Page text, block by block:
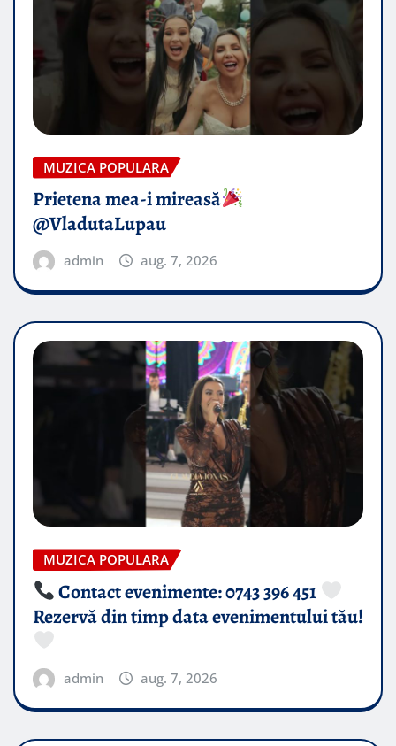
MUZICA POPULARA
Prietena mea-i mireasă​
@VladutaLupau
admin aug. 7, 2026
MUZICA POPULARA
Contact evenimente: 0743 396 451
Rezervă din timp data evenimentului tău!
admin aug. 7, 2026